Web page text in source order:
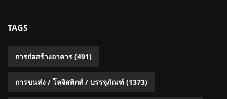
TAGS
การก่อสร้างอาคาร (491)
การขนส่ง / โลจิสติกส์ / บรรจุภัณฑ์ (1373)